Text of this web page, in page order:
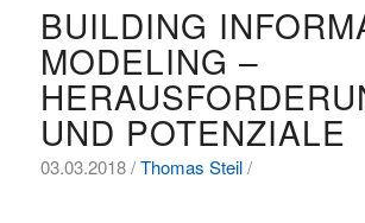
BUILDING
MODELING –
UND POTENZIALE
03.03.2018 /Thomas Steil/